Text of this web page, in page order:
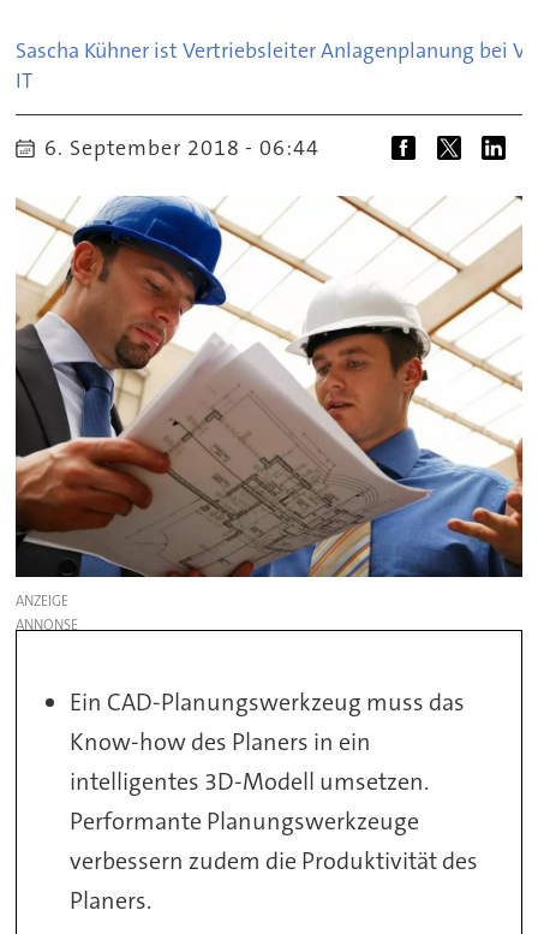
Sascha Kühner ist Vertriebsleiter Anlagenplanung bei
IT
6. September 2018 - 06:44
ANZEIGE
Ein CAD-Planungswerkzeug muss das
Know-how des Planers in ein
intelligentes 3D-Modell umsetzen.
Performante Planungswerkzeuge
verbessern zudem die Produktivität des
Planers.